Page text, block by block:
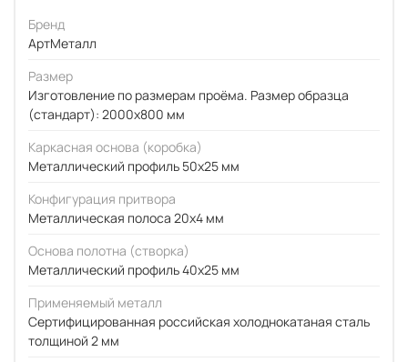
Бренд
АртМеталл
Размер
Изготовление по размерам проёма. Размер образца
(стандарт): 2000x800 мм
Каркасная основа (коробка)
Металлический профиль 50x25 мм
Конфигурация притвора
Металлическая полоса 20x4 мм
Основа полотна (створка)
Металлический профиль 40x25 мм
Применяемый металл
Сертифицированная российская холоднокатаная сталь
толщиной 2 мм